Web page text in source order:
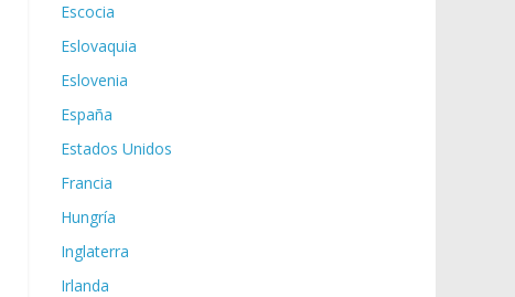
Escocia
Eslovaquia
Eslovenia
España
Estados Unidos
Francia
Hungría
Inglaterra
Irlanda